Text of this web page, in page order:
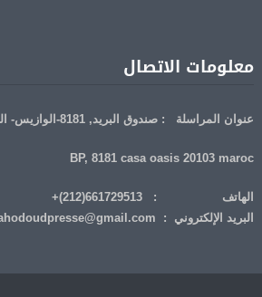
معلومات الاتصال
عنوان المراسلة : صندوق البريد, 8181-الوازيس- الدار البيضاء 20103 المغرب.
BP, 8181 casa oasis 20103 maroc
الهاتف : 661729513(212)+
البريد الإلكتروني : jmc.bilahodoudpresse@gmail.com